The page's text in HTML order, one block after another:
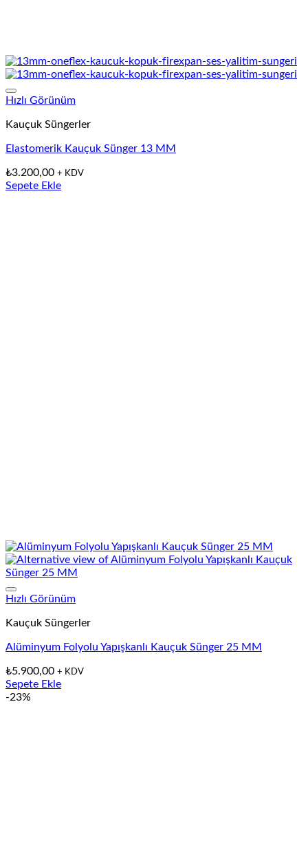
Hızlı Görünüm
Kauçuk Süngerler
Elastomerik Kauçuk Sünger 13 MM
₺3.200,00 + KDV
Sepete Ekle
Hızlı Görünüm
Kauçuk Süngerler
Alüminyum Folyolu Yapışkanlı Kauçuk Sünger 25 MM
₺5.900,00 + KDV
Sepete Ekle
-23%